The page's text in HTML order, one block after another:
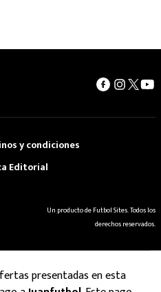
y condiciones
Editorial
Un producto de Futbol Sites. Todos los
derechos reservados.
presentadas en esta